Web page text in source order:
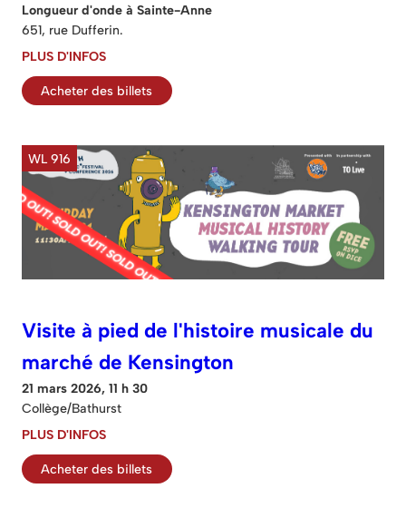
Longueur d'onde à Sainte-Anne
651, rue Dufferin.
PLUS D'INFOS
Acheter des billets
WL 916
Visite à pied de l'histoire musicale du
marché de Kensington
21 mars 2026, 11 h 30
Collège/Bathurst
PLUS D'INFOS
Acheter des billets